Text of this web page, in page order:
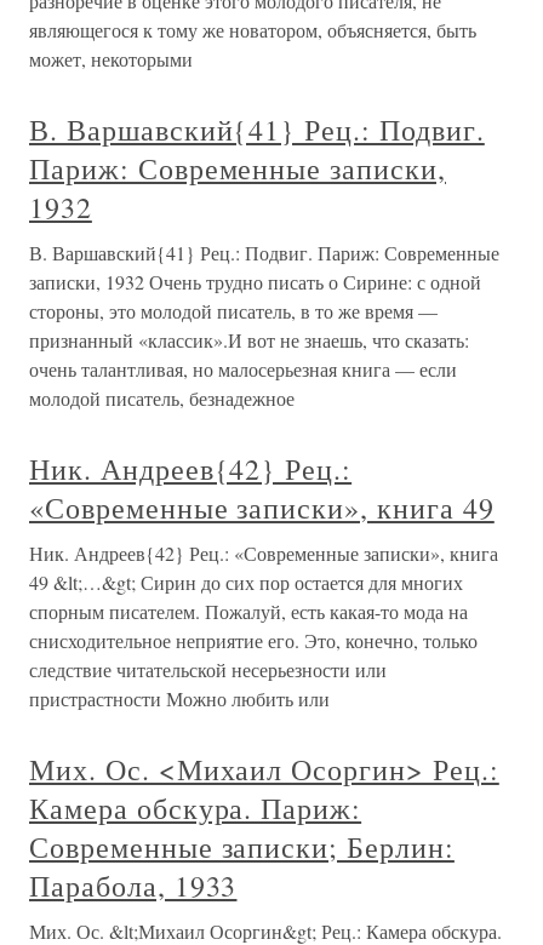
являющегося к тому же новатором, объясняется, быть
может, некоторыми
В. Варшавский{41} Рец.: Подвиг.
Париж: Современные записки,
1932
В. Варшавский{41} Рец.: Подвиг. Париж: Современные
записки, 1932 Очень трудно писать о Сирине: с одной
стороны, это молодой писатель, в то же время —
признанный «классик».И вот не знаешь, что сказать:
очень талантливая, но малосерьезная книга — если
молодой писатель, безнадежное
Ник. Андреев{42} Рец.:
«Современные записки», книга 49
Ник. Андреев{42} Рец.: «Современные записки», книга
49 &lt;…&gt; Сирин до сих пор остается для многих
спорным писателем. Пожалуй, есть какая-то мода на
снисходительное неприятие его. Это, конечно, только
следствие читательской несерьезности или
пристрастности Можно любить или
Мих. Ос. <Михаил Осоргин> Рец.:
Камера обскура. Париж:
Современные записки; Берлин:
Парабола, 1933
Мих. Ос. &lt;Михаил Осоргин&gt; Рец.: Камера обскура.